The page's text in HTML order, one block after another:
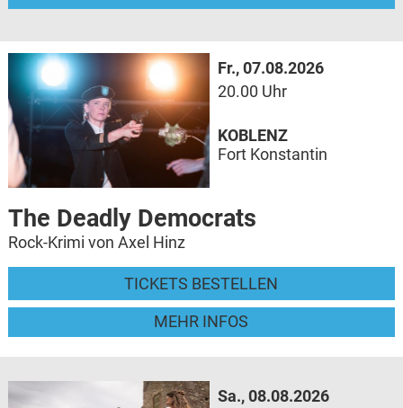
Fr., 07.08.2026
20.00 Uhr
The Deadly Democrats
Rock-Krimi von Axel Hinz
TICKETS BESTELLEN
MEHR INFOS
KOBLENZ
Fort Konstantin
Sa., 08.08.2026